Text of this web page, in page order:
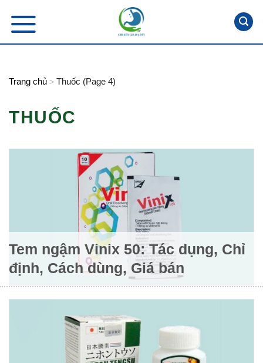
content
Trang chủ > Thuốc (Page 4)
THUỐC
Tem ngậm Vinix 50: Tác dụng, Chỉ
định, Cách dùng, Giá bán